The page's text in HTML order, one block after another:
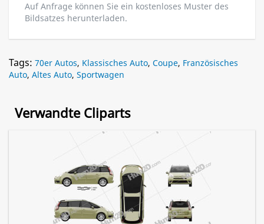
Auf Anfrage können Sie ein kostenloses Muster des
Bildsatzes herunterladen.
Tags: 70er Autos, Klassisches Auto, Coupe, Französisches
Auto, Altes Auto, Sportwagen
Verwandte Cliparts